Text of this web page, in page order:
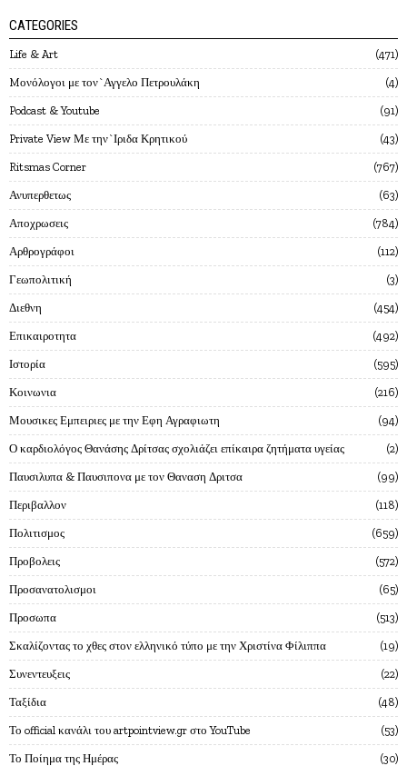
CATEGORIES
Life & Art 471
Mονόλογοι με τον`Αγγελο Πετρουλάκη 4
Podcast & Youtube 91
Private View Με την`Ιριδα Κρητικού 43
Ritsmas Corner 767
Ανυπερθετως 63
Αποχρωσεις 784
Αρθρογράφοι 112
Γεωπολιτική 3
Διεθνη 454
Επικαιροτητα 492
Ιστορία 595
Κοινωνια 216
Μουσικες Εμπειριες με την Εφη Αγραφιωτη 94
Ο καρδιολόγος Θανάσης Δρίτσας σχολιάζει επίκαιρα ζητήματα υγείας 2
Παυσιλυπα & Παυσιπονα με τον Θαναση Δριτσα 99
Περιβαλλον 118
Πολιτισμος 659
Προβολεις 572
Προσανατολισμοι 65
Προσωπα 513
Σκαλίζοντας το χθες στον ελληνικό τύπο με την Χριστίνα Φίλιππα 19
Συνεντευξεις 22
Ταξίδια 48
Το official κανάλι του artpointview.gr στο YouTube 53
Το Ποίημα της Ημέρας 30